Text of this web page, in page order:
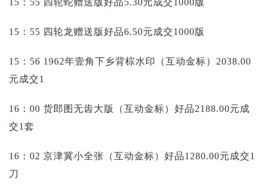
15：55 四轮蛇赠送版好品5.30元成交1000版
15：55 四轮龙赠送版好品6.50元成交1000版
15：56 1962年壹角下乡背棕水印（互动金标）2038.00
元成交1
16：00 货郎图无齿大版（互动金标）好品2188.00元成
交1套
16：02 京津冀小全张（互动金标）好品1280.00元成交1
刀